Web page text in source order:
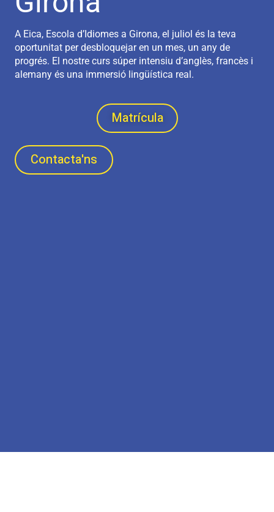
A Eica, Escola d’Idiomes a Girona, el juliol és la teva
oportunitat per desbloquejar en un mes, un any de
progrés. El nostre curs súper intensiu d’anglès, francès i
alemany és una immersió lingüística real.
Matrícula
Contacta'ns